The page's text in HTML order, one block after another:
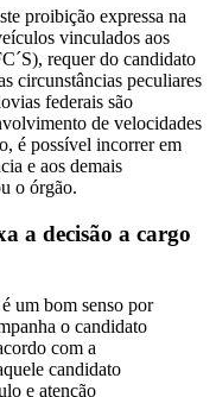
proibição expressa na
vinculados aos
requer do candidato
circunstâncias peculiares
federais são
de velocidades
é possível incorrer em
e aos demais
o órgão.
a decisão a cargo
um bom senso por
o candidato
com a
candidato
e atenção